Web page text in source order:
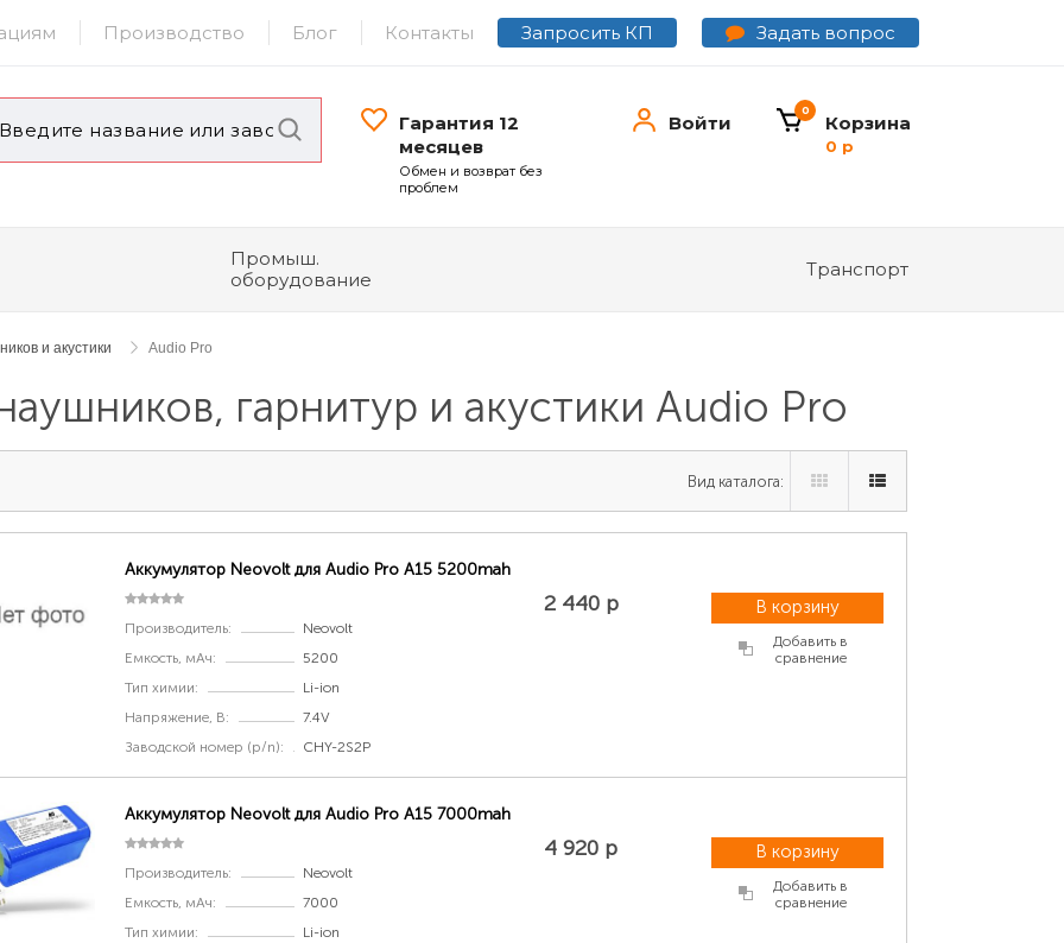
Производство Блог Контакты Запросить КП Задать вопрос
Гарантия 12
месяцев
Обмен и возврат без
проблем
Войти Корзина
0
0 р
Промыш.
оборудование
Транспорт
и акустики Audio Pro
гарнитур и акустики Audio Pro
Вид каталога:
Аккумулятор Neovolt для Audio Pro A15 5200mah
Производитель:
Neovolt
Емкость, мАч:
5200
Тип химии:
Li-ion
Напряжение, В:
7.4V
Заводской номер (p/n):
CHY-2S2P
2 440 р В корзину
Добавить в
сравнение
Аккумулятор Neovolt для Audio Pro A15 7000mah
Производитель:
Neovolt
Емкость, мАч:
7000
Тип химии:
Li-ion
4 920 р В корзину
Добавить в
сравнение